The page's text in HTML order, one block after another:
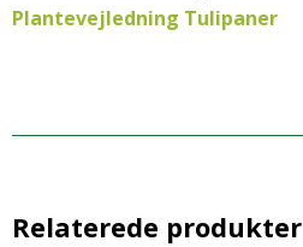
Plantevejledning Tulipaner
Relaterede produkter